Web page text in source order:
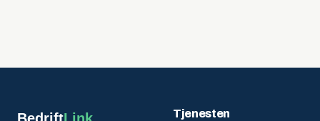
Tjenesten